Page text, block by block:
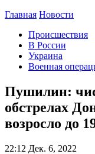
Главная Новости
Происшествия
В России
Украина
Военная
Пушилин:
обстрелах
возросло до
22:12 Дек. 6, 2022